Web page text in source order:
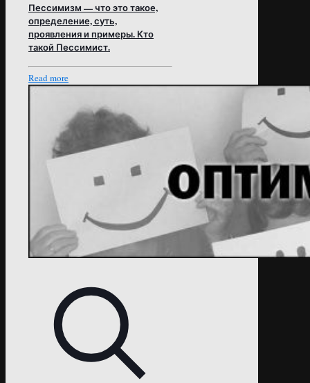
Пессимизм — что это такое,
определение, суть,
проявления и примеры. Кто
такой Пессимист.
Read more